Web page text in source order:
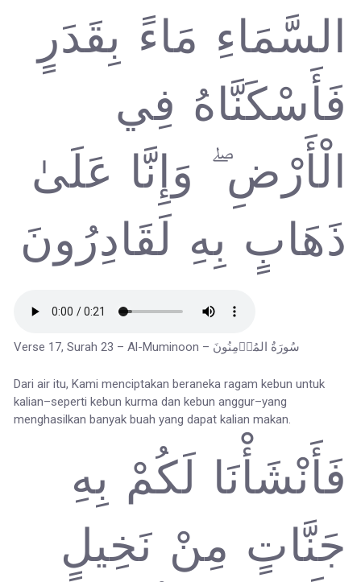
السَّمَاءِ مَاءً بِقَدَرٍ
فَأَسْكَنَّاهُ فِي
الْأَرْضِ ۖ وَإِنَّا عَلَىٰ
ذَهَابٍ بِهِ لَقَادِرُونَ
Verse 17, Surah 23 – Al-Muminoon – سُورَةُ المُؤۡمِنُونَ
Dari air itu, Kami menciptakan beraneka ragam kebun untuk
kalian–seperti kebun kurma dan kebun anggur–yang
menghasilkan banyak buah yang dapat kalian makan.
فَأَنْشَأْنَا لَكُمْ بِهِ
جَنَّاتٍ مِنْ نَخِيلٍ